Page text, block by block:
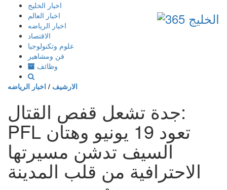
إذهب
المحتوى
اخبار الخليج
اخبار العالم
اخبار الرياضه
الاقتصاد
علوم وتكنولوجيا
فن ومشاهير
وظائف
الارشيف / اخبار الرياضه
جدة تشعل قفص القتال:
PFL تعود 19 يونيو وهتان
السيف تدشن مسيرتها
الاحترافية من قلب المدينة